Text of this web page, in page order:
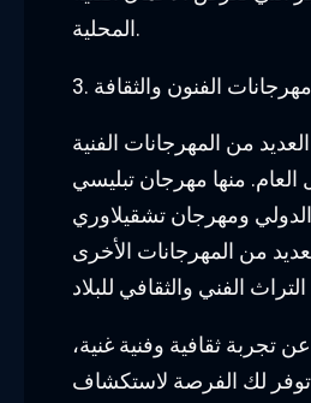
المحلية.
3. مهرجانات الفنون والثقافة
من المهرجانات الفنية
العام. منها مهرجان تبليسي
الدولي ومهرجان تشقيلاوري
من المهرجانات الأخرى
تجربة ثقافية وفنية غنية،
توفر لك الفرصة لاستكشاف